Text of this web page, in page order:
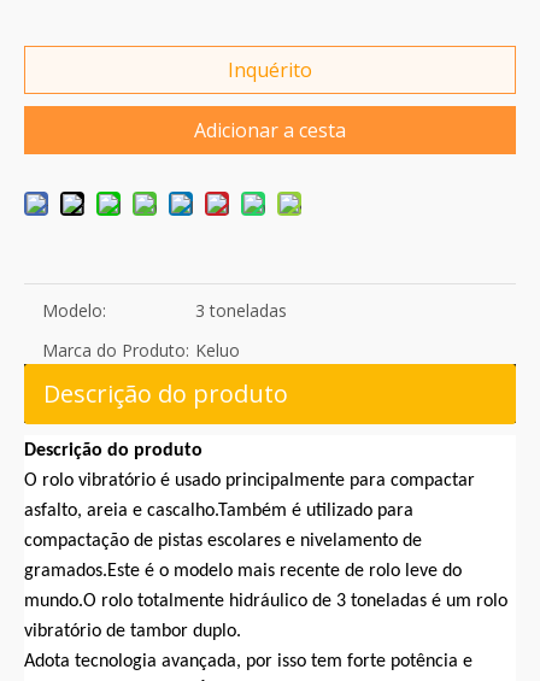
Inquérito
Adicionar a cesta
Modelo:
3 toneladas
Marca do Produto: Keluo
Descrição do produto
Descrição do produto
O rolo vibratório é usado principalmente para compactar
asfalto, areia e cascalho.Também é utilizado para
compactação de pistas escolares e nivelamento de
gramados.Este é o modelo mais recente de rolo leve do
mundo.O rolo totalmente hidráulico de 3 toneladas é um rolo
vibratório de tambor duplo.
Adota tecnologia avançada, por isso tem forte potência e